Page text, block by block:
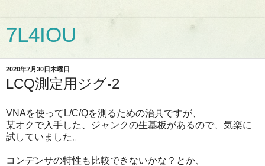
7L4IOU
2020年7月30日木曜日
LCQ測定用ジグ-2
VNAを使ってL/C/Qを測るための治具ですが、
某オクで入手した、ジャンクの生基板があるので、気楽に
試していました。
コンデンサの特性も比較できないかな？とか、